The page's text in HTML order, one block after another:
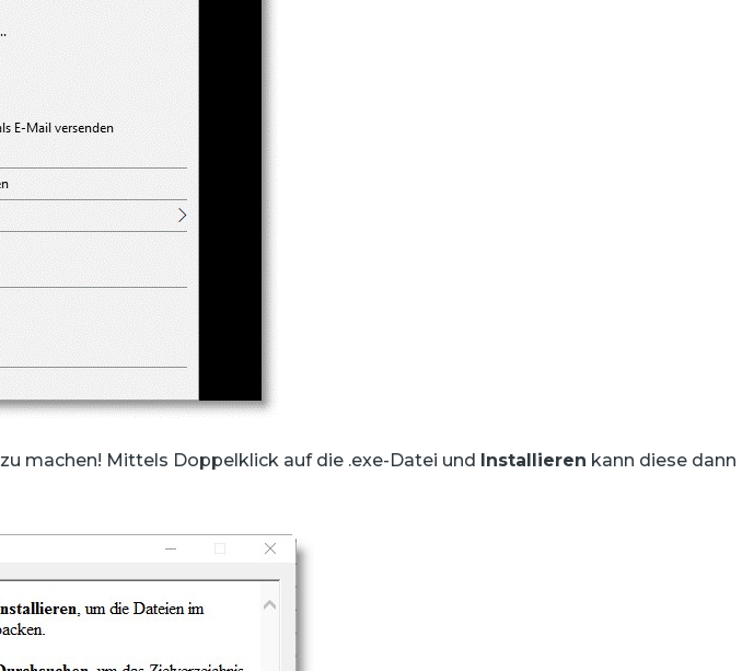
zu machen! Mittels Doppelklick auf die .exe-Datei und Installieren kann diese dann